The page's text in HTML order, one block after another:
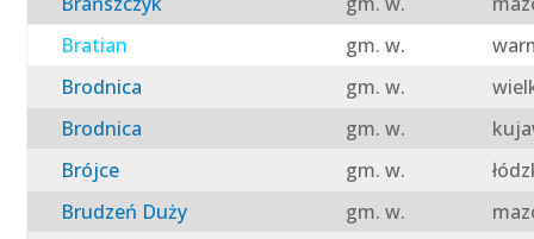
Bratian
gm. w.
Brodnica
gm. w.
Brodnica
gm. w.
Brójce
gm. w.
Brudzeń Duży
gm. w.